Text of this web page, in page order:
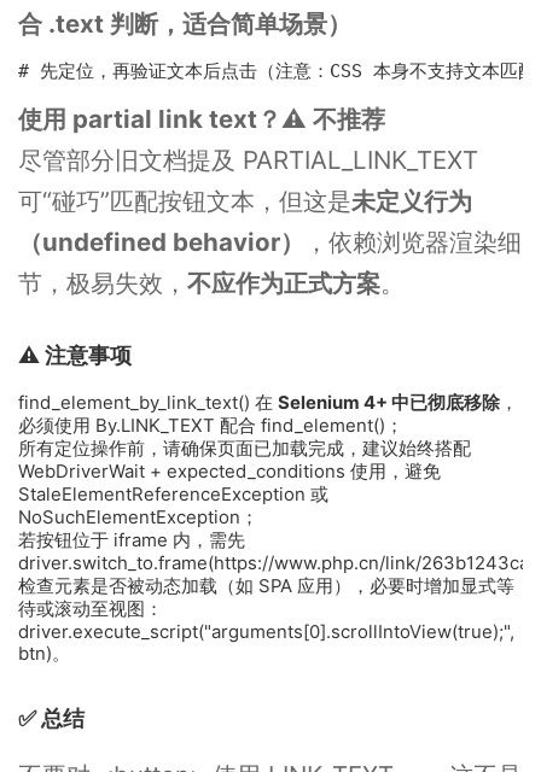
合 .text 判断，适合简单场景）
# 先定位，再验证文本后点击（注意：CSS 本身不
使用 partial link text？⚠️ 不推荐
尽管部分旧文档提及 PARTIAL_LINK_TEXT
可“碰巧”匹配按钮文本，但这是未定义行为
（undefined behavior）
，依赖浏览器渲染细
节，极易失效，不应作为正式方案。
⚠️ 注意事项
find_element_by_link_text() 在Selenium 4+ 中已彻底移除 ，
必须使用 By.LINK_TEXT 配合 find_element()；
所有定位操作前，请确保页面已加载完成，建议始终搭配
WebDriverWait + expected_conditions 使用，避免
StaleElementReferenceException 或
NoSuchElementException；
若按钮位于 iframe 内，需先
driver.switch_to.frame(https://www.php.cn/link/
检查元素是否被动态加载（如 SPA 应用），必要时增加显式等
待或滚动至视图：
driver.execute_script("arguments[0].scrollIntoView(true);",
btn)。
✅ 总结